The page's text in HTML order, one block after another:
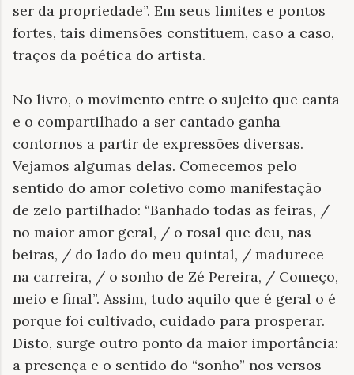
ser da propriedade”. Em seus limites e pontos
fortes, tais dimensões constituem, caso a caso,
traços da poética do artista.
No livro, o movimento entre o sujeito que canta
e o compartilhado a ser cantado ganha
contornos a partir de expressões diversas.
Vejamos algumas delas. Comecemos pelo
sentido do amor coletivo como manifestação
de zelo partilhado: “Banhado todas as feiras, /
no maior amor geral, / o rosal que deu, nas
beiras, / do lado do meu quintal, / madurece
na carreira, / o sonho de Zé Pereira, / Começo,
meio e final”. Assim, tudo aquilo que é geral o é
porque foi cultivado, cuidado para prosperar.
Disto, surge outro ponto da maior importância:
a presença e o sentido do “sonho” nos versos